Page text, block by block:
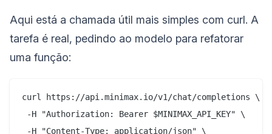
Aqui está a chamada útil mais simples com curl. A
tarefa é real, pedindo ao modelo para refatorar
uma função:
curl https://api.minimax.io/v1/chat/completions \
-H "Authorization: Bearer $MINIMAX_API_KEY" \
-H "Content-Type: application/json" \